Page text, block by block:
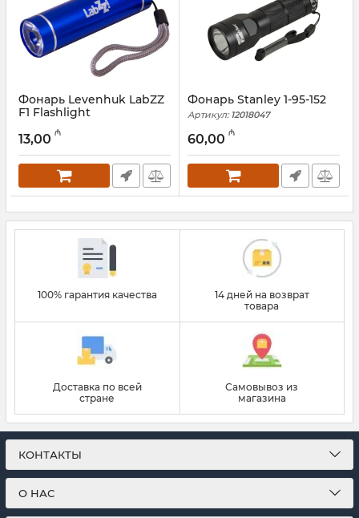
Фонарь Levenhuk LabZZ
F1 Flashlight
Артикул:
13,00 ₼
Фонарь Stanley 1-95-152
Артикул: 12018047
60,00 ₼
100% гарантия качества
14 дней на возврат
товара
Доставка по всей
стране
Самовывоз из
магазина
КОНТАКТЫ
О НАС